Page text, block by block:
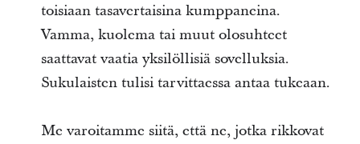
toisiaan tasavertaisina kumppaneina.
Vamma, kuolema tai muut olosuhteet
saattavat vaatia yksilöllisiä sovelluksia.
Sukulaisten tulisi tarvittaessa antaa tukeaan.
Me varoitamme siitä, että ne, jotka rikkovat